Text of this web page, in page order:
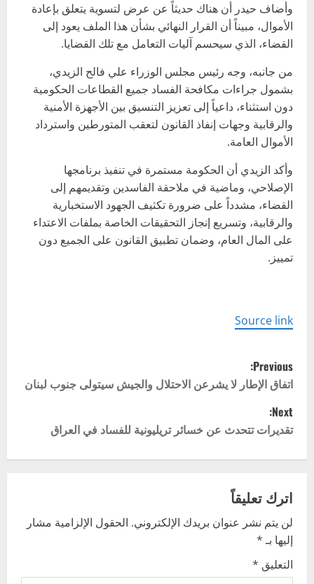
وأضاف حيدر أن هناك حديثاً عن عرض لتسوية يتعلق بإعادة
الأموال، مبيناً أن القرار النهائي بشأن هذا الملف يعود إلى
القضاء، الذي سيحسم آليات التعامل مع تلك القضايا.
من جانبه، وجه رئيس مجلس الوزراء علي فالح الزيدي،
بشمول جراءات مكافحة الفساد جميع القطاعات الحكومية
دون استثناء، داعياً إلى تعزيز التنسيق بين الأجهزة الأمنية
والرقابية وجهات إنفاذ القانون لتعقب المتورطين واسترداد
الأموال العامة.
وأكد الزيدي أن الحكومة مستمرة في تنفيذ برنامجها
الإصلاحي، وماضية في ملاحقة الفاسدين وتقديمهم إلى
القضاء، مشدداً على ضرورة تكثيف الجهود الاستخبارية
والرقابية، وتسريع إنجاز التحقيقات الخاصة بملفات الاعتداء
على المال العام، وضمان تطبيق القانون على الجميع دون
تمييز.
Source link
P
o
s
a
v
i
Previous:
اتفاق الإطار لا يشرعن الاحتلال والجيش سيتولى جنوب لبنان
Next:
تقديرات تتحدث عن خسائر تريليونية للفساد في العراق
اترك تعليقاً
لن يتم نشر عنوان بريدك الإلكتروني. الحقول الإلزامية مشار
إليها بـ*
التعليق *